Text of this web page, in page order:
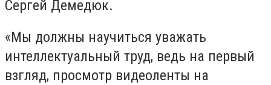
Сергей Демедюк.
«Мы должны научиться уважать
интеллектуальный труд, ведь на первый
взгляд, просмотр видеоленты на